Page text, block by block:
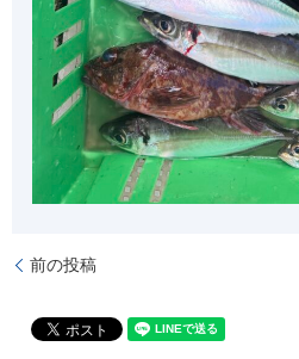
前の投稿